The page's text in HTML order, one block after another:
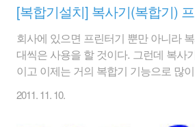
회사에 있으면 프린터기 뿐만 아니라
대씩은 사용을 할 것이다. 그런데 복사
이고 이제는 거의 복합기 기능으로 많
능이 존재한다. 물론 이러한 그 외 기능
2011. 11. 10.